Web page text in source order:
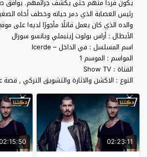
يكون فرداً منهم حتى يكشف جرائمهم. يوافق
رئيس العصابة الذي دمر حياته وخطف أخاه
والده الذي كان يعمل قاتلًا مأجورًا لديه! على
الأبطال : أراس بولوت إينيملي وبانسو سورال
اسم المسلسل : في الداخل – Icerde
المواسم : الموسم 1
القناة : Show TV
النوع : الاكشن والاثارة والتشويق التركي ,
02:23:11